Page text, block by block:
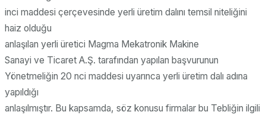
inci maddesi çerçevesinde yerli üretim dalını temsil niteliğini
haiz olduğu
anlaşılan yerli üretici Magma Mekatronik Makine
Sanayi ve Ticaret A.Ş. tarafından yapılan başvurunun
Yönetmeliğin 20 nci maddesi uyarınca yerli üretim dalı adına
yapıldığı
anlaşılmıştır. Bu kapsamda, söz konusu firmalar bu Tebliğin ilgili